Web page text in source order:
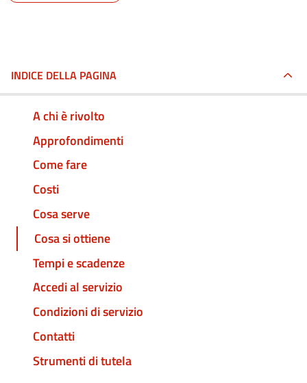
INDICE DELLA PAGINA
A chi è rivolto
Approfondimenti
Come fare
Costi
Cosa serve
Cosa si ottiene
Tempi e scadenze
Accedi al servizio
Condizioni di servizio
Contatti
Strumenti di tutela